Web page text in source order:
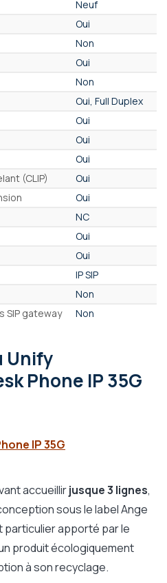
Neuf
Oui
Non
Oui
Non
Oui, Full Duplex
Oui
Oui
Oui
(CLIP)
Oui
Oui
NC
Oui
Oui
IP SIP
Non
SIP gateway
Non
Unify
Phone IP 35G
IP 35G
accueillirjusque 3 lignes,
sous le label Ange
particulier apporté par le
produit écologiquement
à son recyclage.